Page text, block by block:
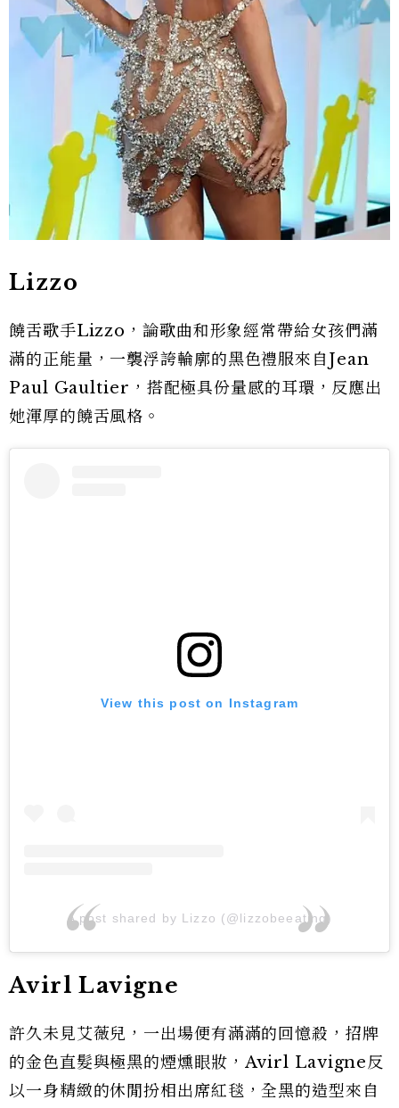
Lizzo
饒舌歌手Lizzo，論歌曲和形象經常帶給女孩們滿
滿的正能量，一襲浮誇輪廓的黑色禮服來自Jean
Paul Gaultier，搭配極具份量感的耳環，反應出
她渾厚的饒舌風格。
View this post on Instagram
A post shared by Lizzo (@lizzobeeating)
Avirl Lavigne
許久未見艾薇兒，一出場便有滿滿的回憶殺，招牌
的金色直髮與極黑的煙燻眼妝，Avirl Lavigne反
以一身精緻的休閒扮相出席紅毯，全黑的造型來自